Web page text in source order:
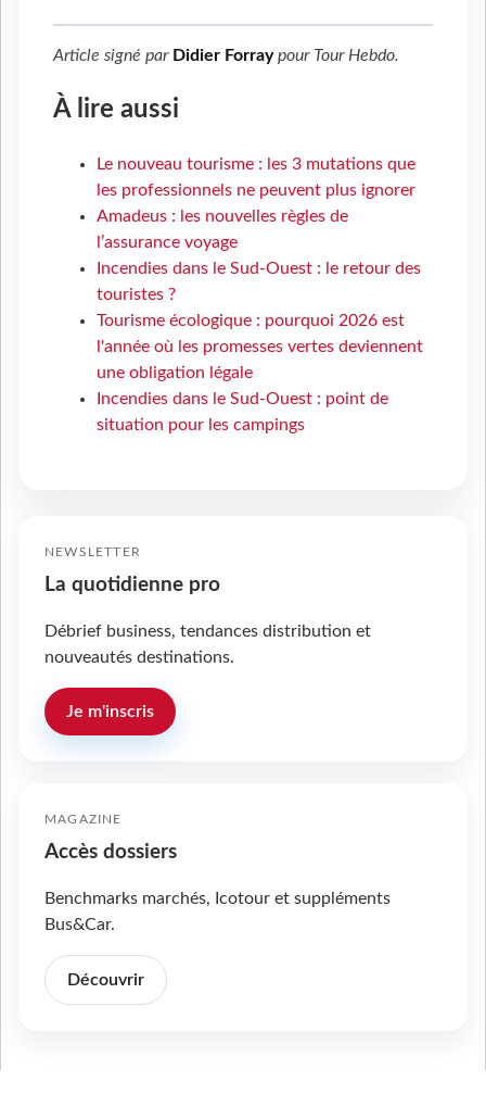
Article signé par Didier Forraypour Tour Hebdo.
À lire aussi
Le nouveau tourisme : les 3 mutations que
les professionnels ne peuvent plus ignorer
Amadeus : les nouvelles règles de
l’assurance voyage
Incendies dans le Sud-Ouest : le retour des
touristes ?
Tourisme écologique : pourquoi 2026 est
l'année où les promesses vertes deviennent
une obligation légale
Incendies dans le Sud-Ouest : point de
situation pour les campings
NEWSLETTER
La quotidienne pro
Débrief business, tendances distribution et
nouveautés destinations.
Je m'inscris
MAGAZINE
Accès dossiers
Benchmarks marchés, Icotour et suppléments
Bus&Car.
Découvrir